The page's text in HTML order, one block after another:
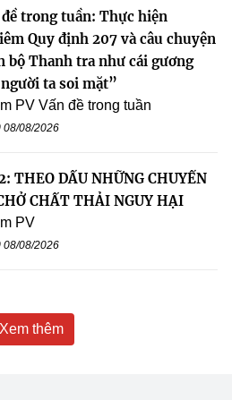
đề trong tuần: Thực hiện
Quy định 207 và câu chuyện
bộ Thanh tra như cái gương
ta soi mặt”
PV Vấn đề trong tuần
08/08/2026
THEO DẤU NHỮNG CHUYẾN
CHẤT THẢI NGUY HẠI
PV
08/08/2026
Xem thêm